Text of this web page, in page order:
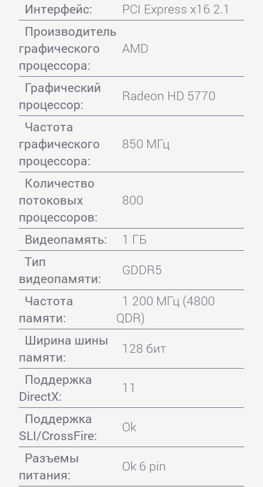
Интерфейс:
PCI Express x16 2.1
Производитель
графического
процессора:
AMD
Графический
процессор:
Radeon HD 5770
Частота
графического
процессора:
850 МГц
Количество
потоковых
процессоров:
800
Видеопамять:
1 ГБ
Тип
видеопамяти:
GDDR5
Частота
памяти:
1 200 МГц (4800
QDR)
Ширина шины
памяти:
128 бит
Поддержка
DirectX:
11
Поддержка
SLI/CrossFire:
Ok
Разъемы
питания:
Ok 6 pin